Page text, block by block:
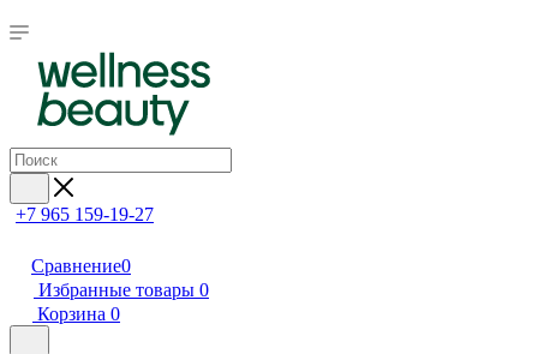
+7 965 159-19-27
Сравнение0
Избранные товары 0
Корзина 0